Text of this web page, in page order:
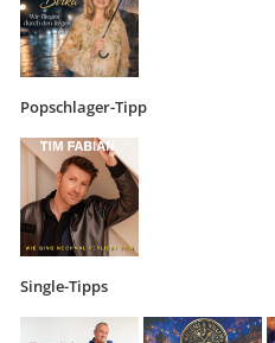
Popschlager-Tipp
Single-Tipps